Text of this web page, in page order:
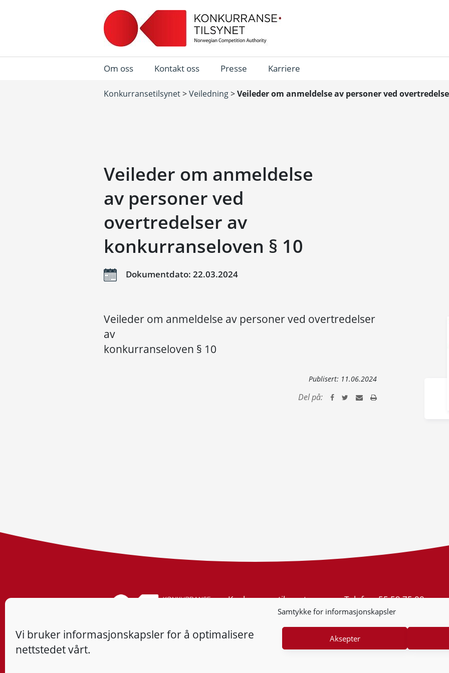
Samtykke for informasjonskapsler
Vi bruker informasjonskapsler for å optimalisere
nettstedet vårt.
Aksepter
Om oss Kontakt oss Presse Karriere
Konkurransetilsynet>Veiledning>Veileder om anmeldelse av personer ved
Veileder om anmeldelse
av personer ved
overtredelser av
konkurranseloven § 10
Dokumentdato: 22.03.2024
Veileder om anmeldelse av personer ved overtredelser
av
konkurranseloven § 10
Publisert: 11.06.2024
Del på:
Konkurransetilsynet
Postboks 439 Sentrum
Org.nr: 974 761 246
Telefon:55 59 75 00
E-post:post@kt.no
Nyhetsvarsel >>